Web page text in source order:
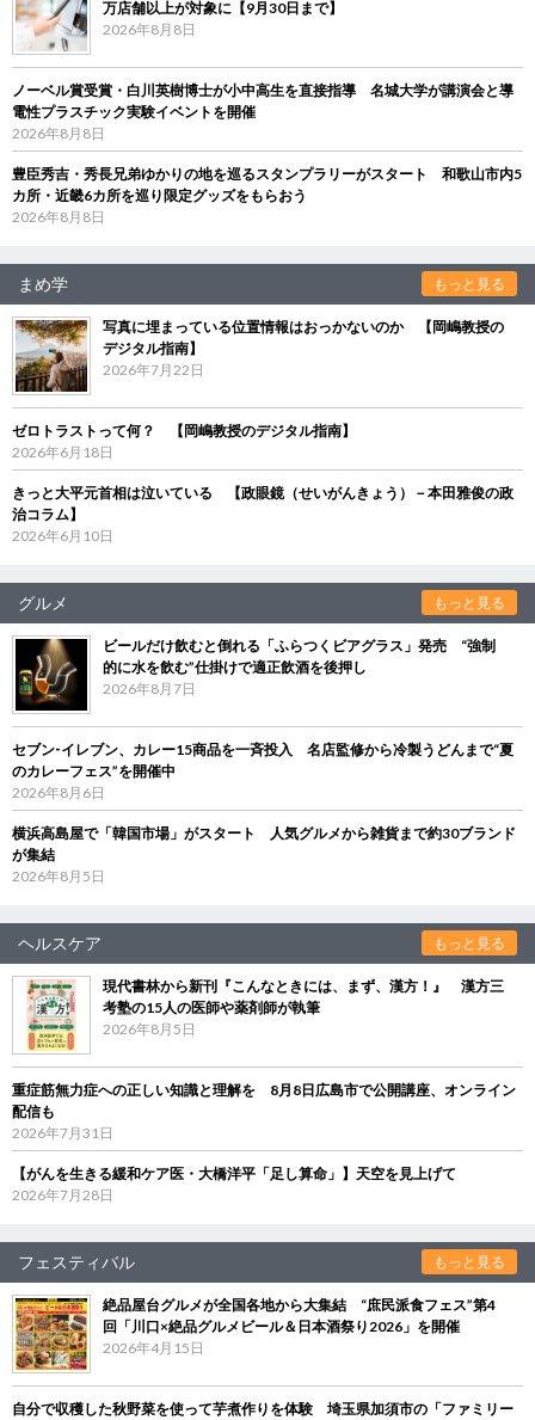
万店舗以上が対象に【9月30日まで】
2026年8月8日
ノーベル賞受賞・白川英樹博士が小中高生を直接指導 名城大学が講演会と導
電性プラスチック実験イベントを開催
2026年8月8日
豊臣秀吉・秀長兄弟ゆかりの地を巡るスタンプラリーがスタート 和歌山市内5
カ所・近畿6カ所を巡り限定グッズをもらおう
2026年8月8日
まめ学 もっと見る
写真に埋まっている位置情報はおっかないのか 【岡嶋教授の
デジタル指南】
2026年7月22日
ゼロトラストって何？ 【岡嶋教授のデジタル指南】
2026年6月18日
きっと大平元首相は泣いている 【政眼鏡（せいがんきょう）－本田雅俊の政
治コラム】
2026年6月10日
グルメ もっと見る
ビールだけ飲むと倒れる「ふらつくビアグラス」発売 “強制
的に水を飲む”仕掛けで適正飲酒を後押し
2026年8月7日
セブン‐イレブン、カレー15商品を一斉投入 名店監修から冷製うどんまで“夏
のカレーフェス”を開催中
2026年8月6日
横浜高島屋で「韓国市場」がスタート 人気グルメから雑貨まで約30ブランド
が集結
2026年8月5日
ヘルスケア もっと見る
現代書林から新刊『こんなときには、まず、漢方！』 漢方三
考塾の15人の医師や薬剤師が執筆
2026年8月5日
重症筋無力症への正しい知識と理解を 8月8日広島市で公開講座、オンライン
配信も
2026年7月31日
【がんを生きる緩和ケア医・大橋洋平「足し算命」】天空を見上げて
2026年7月28日
フェスティバル もっと見る
絶品屋台グルメが全国各地から大集結 “庶民派食フェス”第4
回「川口×絶品グルメビール＆日本酒祭り2026」を開催
2026年4月15日
自分で収穫した秋野菜を使って芋煮作りを体験 埼玉県加須市の「ファミリー